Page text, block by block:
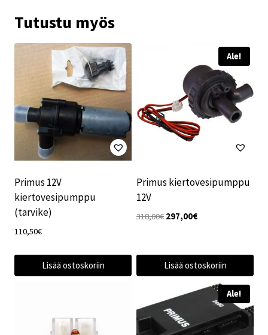
Tutustu myös
Primus 12V
kiertovesipumppu
(tarvike)
110,50€
Lisää ostoskoriin
Ale!
Primus kiertovesipumppu
12V
318,00€ Alkuperäinen
318,00€.
297,00€Nykyinen
297,00€.
Lisää ostoskoriin
Ale!